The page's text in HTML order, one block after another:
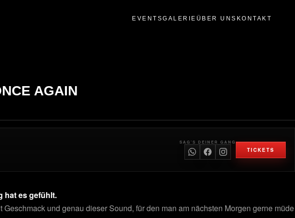
EVENTSGALERIE ÜBER UNS KONTAKT
AGAIN
SAG’S DEINER GANG
TICKETS
hat es gefühlt.
und genau dieser Sound, für den man am nächsten Morgen gerne müde